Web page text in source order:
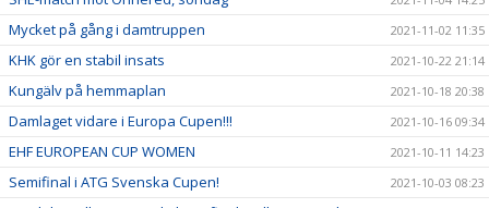
Mycket på gång i damtruppen 2021-11-02 11:35
KHK gör en stabil insats 2021-10-22 21:14
Kungälv på hemmaplan 2021-10-18 20:38
Damlaget vidare i Europa Cupen!!! 2021-10-16 09:34
EHF EUROPEAN CUP WOMEN 2021-10-11 14:23
Semifinal i ATG Svenska Cupen! 2021-10-03 08:23